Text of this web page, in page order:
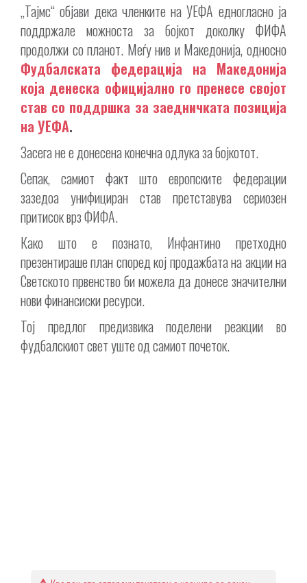
„Тајмс“ објави дека членките на УЕФА едногласно ја
поддржале можноста за бојкот доколку ФИФА
продолжи со планот. Меѓу нив и Македонија, односно
Фудбалската федерација на Македонија
која денеска официјално го пренесе својот
став со поддршка за заедничката позиција
на УЕФА.
Засега не е донесена конечна одлука за бојкотот.
Сепак, самиот факт што европските федерации
зазедоа унифициран став претставува сериозен
притисок врз ФИФА.
Како што е познато, Инфантино претходно
презентираше план според кој продажбата на акции на
Светското првенство би можела да донесе значителни
нови финансиски ресурси.
Тој предлог предизвика поделени реакции во
фудбалскиот свет уште од самиот почеток.